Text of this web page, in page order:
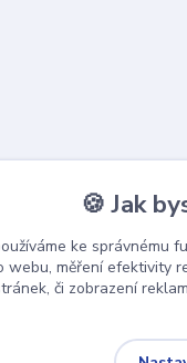
🍪 Jak
ke správnému
webu, měření efektivity
či zobrazení